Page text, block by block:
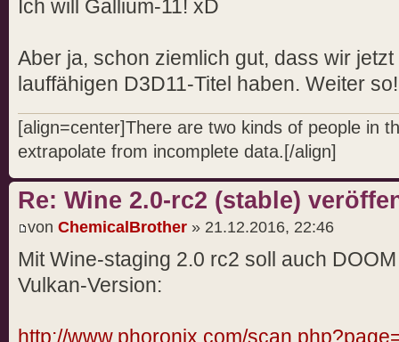
Ich will Gallium-11! xD
Aber ja, schon ziemlich gut, dass wir
lauffähigen D3D11-Titel haben. Weiter so!
[align=center]There are two kinds of people in
extrapolate from incomplete data.[/align]
Re: Wine 2.0-rc2 (stable)
von ChemicalBrother » 21.12.2016, 22:46
Mit Wine-staging 2.0 rc2 soll auch
Vulkan-Version:
http://www.phoronix.com/